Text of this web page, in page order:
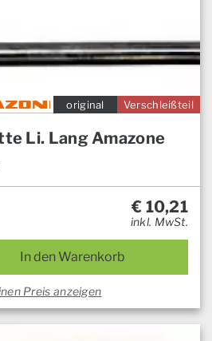
Verschleißteil
original
Li. Lang Amazone
€ 10,21
inkl. MwSt.
In den Warenkorb
Preis anzeigen